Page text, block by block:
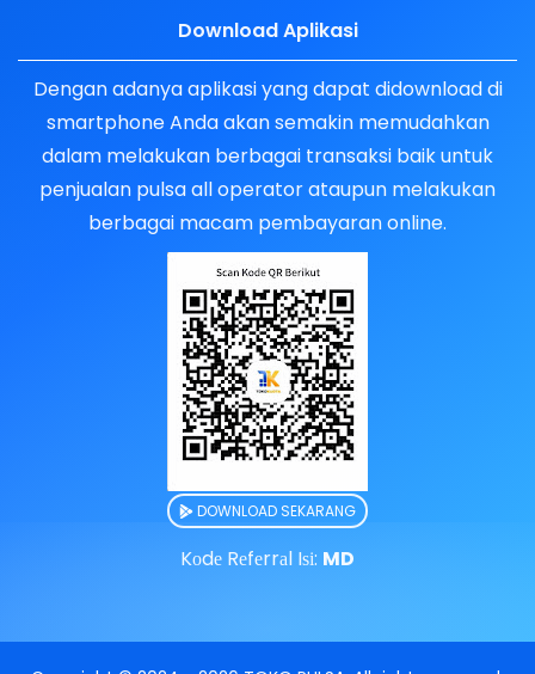
Download Aplikasi
Dengan adanya aplikasi yang dapat didownload di
smartphone Anda akan semakin memudahkan
dalam melakukan berbagai transaksi baik untuk
penjualan pulsa all operator ataupun melakukan
berbagai macam pembayaran online.
DOWNLOAD SEKARANG
Kоdе Rеfеrrаl Iѕі: MD